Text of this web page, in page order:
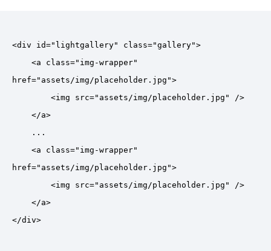
<div id="lightgallery" class="gallery">
href="assets/img/placeholder.jpg">
href="assets/img/placeholder.jpg">